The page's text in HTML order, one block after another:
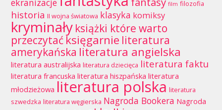
ekranizacje film filozofia
historia II wojna światowa klasyka komiksy
kryminały książki które warto
przeczytaćksięgarnie literatura
amerykańska literatura angielska
literatura australijska literatura dziecięca literatura faktu
literatura francuska literatura hiszpańska literatura
młodzieżowa literatura polska literatura
szwedzka literatura węgierska Nagroda Bookera Nagroda